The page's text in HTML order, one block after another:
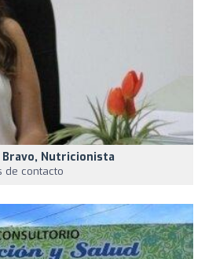
Nutricionista
de contacto